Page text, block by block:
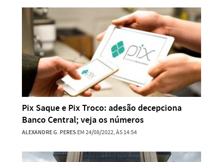
Pix Saque e Pix Troco: adesão decepciona
Banco Central; veja os números
ALEXANDRE G. PERES EM 24/08/2022, ÀS 14:54